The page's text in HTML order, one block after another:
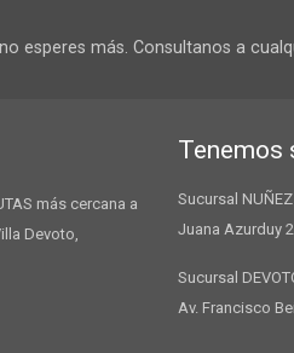
esperes más. Consultanos a
más cercana a
Devoto,
Tenemos
Sucursal NUÑEZ
Juana Azurduy
Sucursal
Av. Francisco